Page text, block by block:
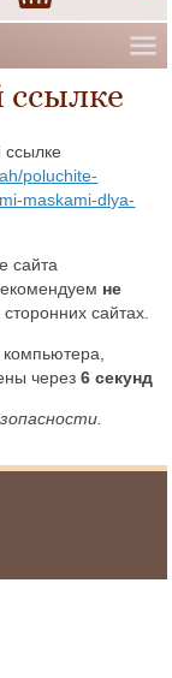
ссылке
poluchite-
maskami-dlya-
сайта
не
сайтах.
через5 секунд